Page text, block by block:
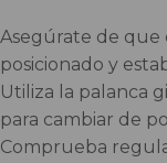
Asegúrate de que
posicionado y
Utiliza la palanca
para cambiar de
Comprueba